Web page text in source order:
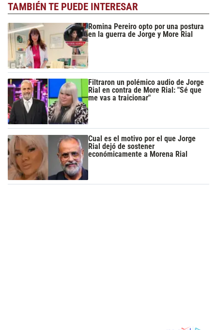
TAMBIÉN TE PUEDE INTERESAR
Romina Pereiro opto por una postura
en la guerra de Jorge y More Rial
Filtraron un polémico audio de Jorge
Rial en contra de More Rial: "Sé que
me vas a traicionar"
Cual es el motivo por el que Jorge
Rial dejó de sostener
económicamente a Morena Rial